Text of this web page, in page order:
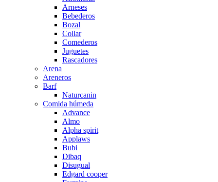
Arneses
Bebederos
Bozal
Collar
Comederos
Juguetes
Rascadores
Arena
Areneros
Barf
Naturcanin
Comida húmeda
Advance
Almo
Alpha spirit
Applaws
Bubi
Dibaq
Disugual
Edgard cooper